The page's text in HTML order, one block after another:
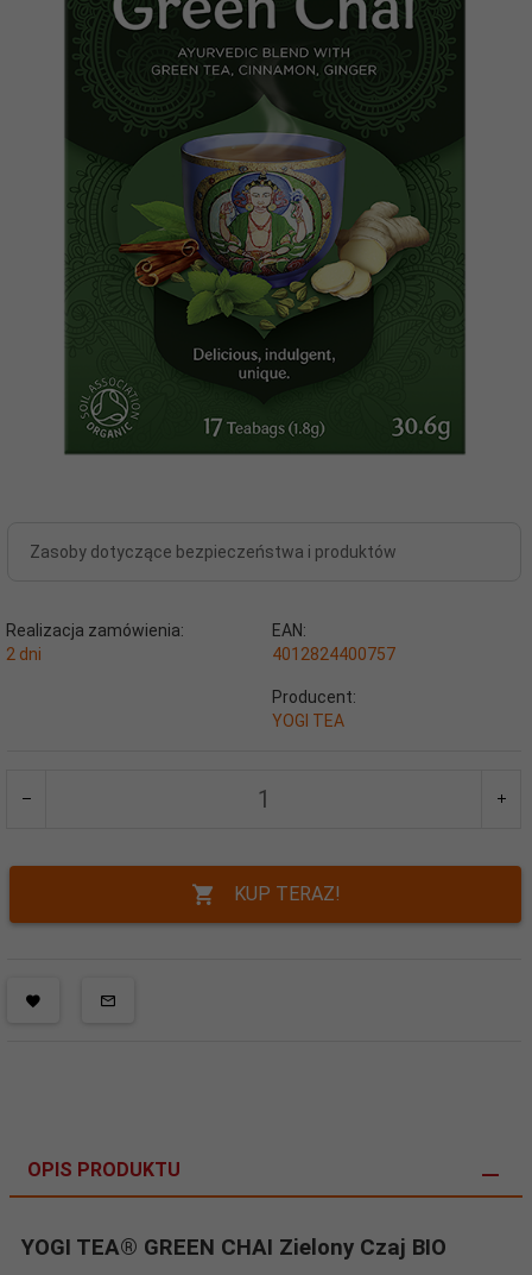
Zasoby dotyczące bezpieczeństwa i produktów
Realizacja zamówienia:
2 dni
EAN:
4012824400757
Producent:
YOGI TEA
KUP TERAZ!
OPIS PRODUKTU
YOGI TEA® GREEN CHAI Zielony Czaj BIO